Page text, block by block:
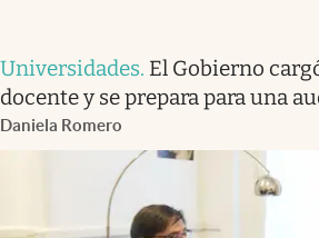
Universidades. El Gobierno
docente y se prepara para una
Daniela Romero